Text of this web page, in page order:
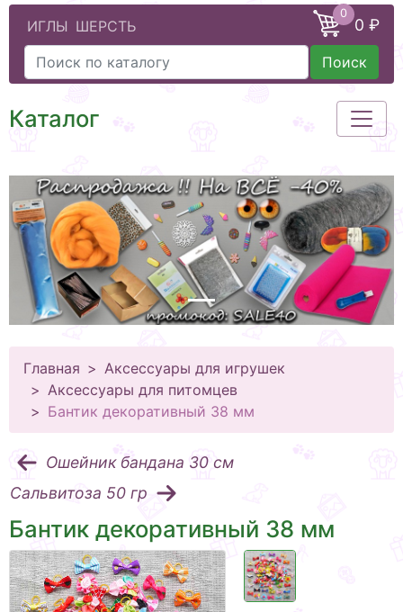
ИГЛЫ ШЕРСТЬ
0
0 ₽
Поиск
Каталог
Главная
Аксессуары для игрушек
Аксессуары для питомцев
Бантик декоративный 38 мм
Ошейник бандана 30 см
Сальвитоза 50 гр
Бантик декоративный 38 мм